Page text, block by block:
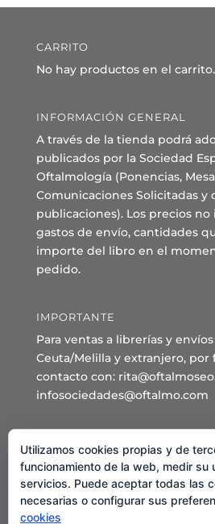
CARRITO
No hay productos en el carrito.
INFORMACIÓN GENERAL
A través de la tienda podrá
publicados por la Sociedad
Oftalmología (Ponencias,
Comunicaciones Solicitadas y
publicaciones). Los precios no
gastos de envío, cantidades
importe del libro en el
pedido.
IMPORTANTE
Para ventas a librerías y envíos
Ceuta/Melilla y extranjero, por
contacto con:
infosociedades@oftalmo.com
Sede Administrativa y
C/ Arcipreste de Hita 14 – 1º
28015 – Madrid
Teléfono: 91 544 80 35 - 91 544
Utilizamos cookies propias y de
funcionamiento de la web, medir su
servicios. Puede aceptar todas las
necesarias o configurar sus
cookies